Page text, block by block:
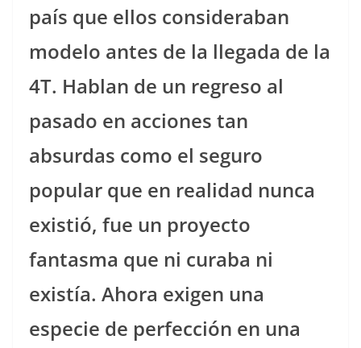
país que ellos consideraban
modelo antes de la llegada de la
4T. Hablan de un regreso al
pasado en acciones tan
absurdas como el seguro
popular que en realidad nunca
existió, fue un proyecto
fantasma que ni curaba ni
existía. Ahora exigen una
especie de perfección en una